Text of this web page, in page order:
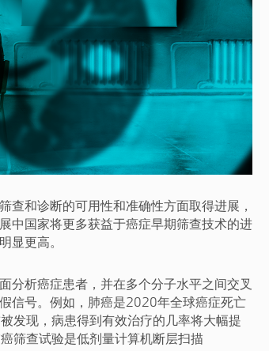
查和诊断的可用性和准确性方面取得进展，
中国家将更多获益于癌症早期筛查技术的进
显更高。
分析癌症患者，并在多个分子水平之间交叉
信号。例如，肺癌是2020年全球癌症死亡
发现，病患得到有效治疗的几率将大幅提
筛查试验是低剂量计算机断层扫描